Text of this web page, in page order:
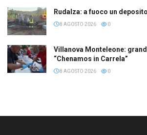
Rudalza: a fuoco un
8 AGOSTO 2026 0
Villanova Monteleone:
“Chenamos in Carrela”
8 AGOSTO 2026 0